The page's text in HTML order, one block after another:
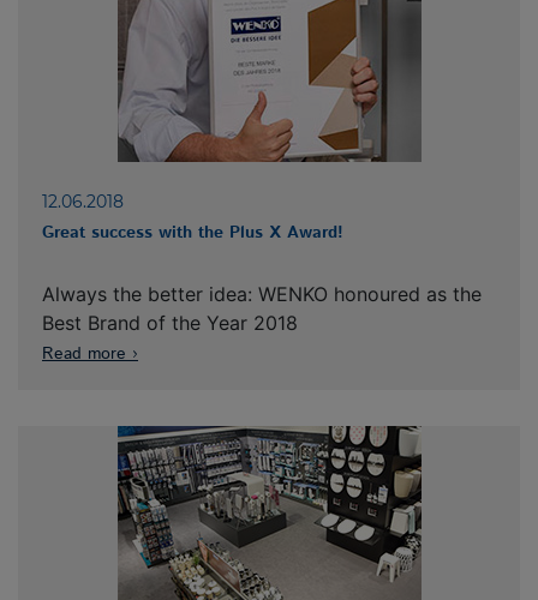
12.06.2018
Great success with the Plus X Award!
Always the better idea: WENKO honoured as the
Best Brand of the Year 2018
Read more